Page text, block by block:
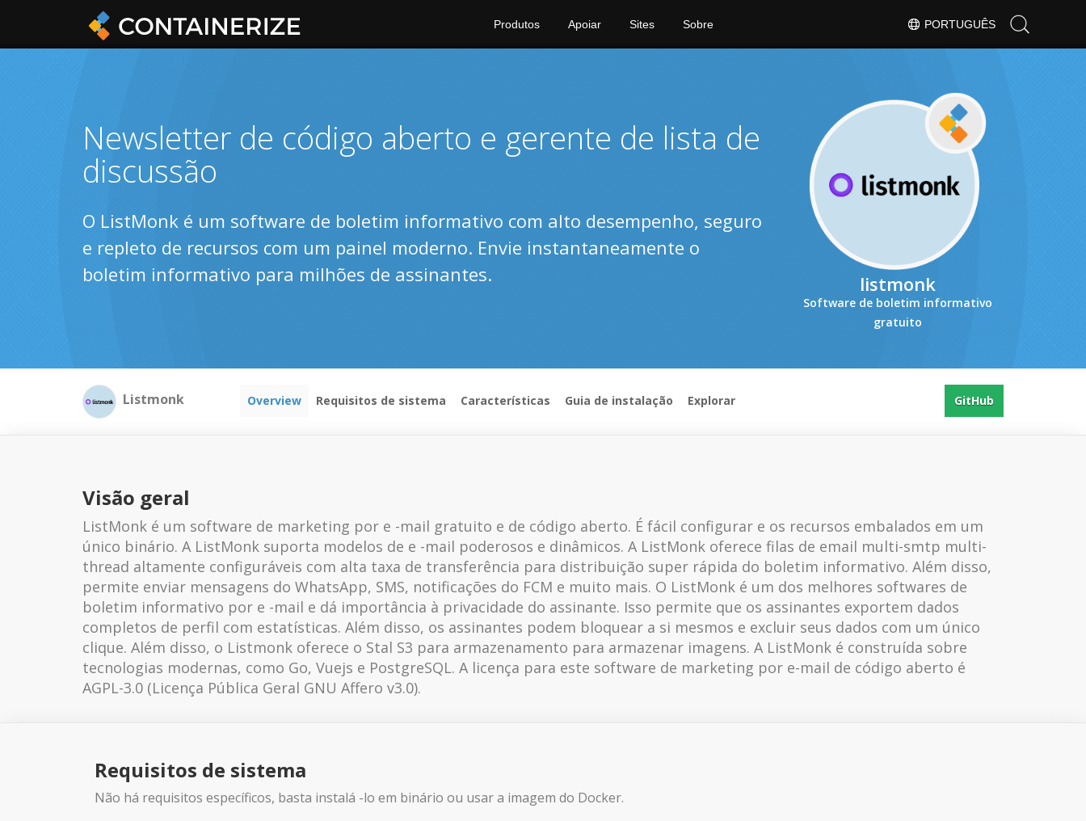
PORTUGUÊS
Produtos Apoiar Sites Sobre
listmonk
Software de boletim informativo
gratuito
Newsletter de código aberto e gerente de lista de
discussão
O ListMonk é um software de boletim informativo com alto desempenho, seguro
e repleto de recursos com um painel moderno. Envie instantaneamente o
boletim informativo para milhões de assinantes.
Listmonk Overview Requisitos de sistema Características Guia de instalação Explorar GitHub
Visão geral
ListMonk é um software de marketing por e -mail gratuito e de código aberto. É fácil configurar e os recursos embalados em um
único binário. A ListMonk suporta modelos de e -mail poderosos e dinâmicos. A ListMonk oferece filas de email multi-smtp multi-
thread altamente configuráveis ​​com alta taxa de transferência para distribuição super rápida do boletim informativo. Além disso,
permite enviar mensagens do WhatsApp, SMS, notificações do FCM e muito mais. O ListMonk é um dos melhores softwares de
boletim informativo por e -mail e dá importância à privacidade do assinante. Isso permite que os assinantes exportem dados
completos de perfil com estatísticas. Além disso, os assinantes podem bloquear a si mesmos e excluir seus dados com um único
clique. Além disso, o Listmonk oferece o Stal S3 para armazenamento para armazenar imagens. A ListMonk é construída sobre
tecnologias modernas, como Go, Vuejs e PostgreSQL. A licença para este software de marketing por e-mail de código aberto é
AGPL-3.0 (Licença Pública Geral GNU Affero v3.0).
Requisitos de sistema
Não há requisitos específicos, basta instalá -lo em binário ou usar a imagem do Docker.